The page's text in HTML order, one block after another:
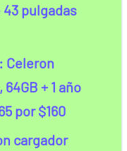
43 pulgadas
Celeron
+ 1 año
por $160
cargador